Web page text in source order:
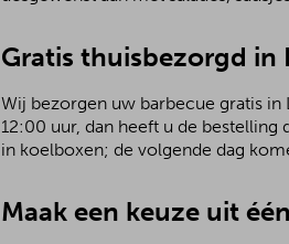
Gratis thuisbezorgd in
Wij bezorgen uw barbecue gratis
12:00 uur, dan heeft u de
in koelboxen; de volgende dag
Maak een keuze uit